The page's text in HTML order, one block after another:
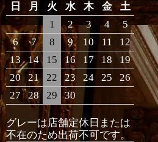
日
月 火 水 木 金
土
1
2 3 4
5
6
7 8 9 10 11
12
13
14 15 16 17 18
19
20
21 22 23 24 25
26
27
28 29 30
グレーは店舗定休日または
不在のため出荷不可です。